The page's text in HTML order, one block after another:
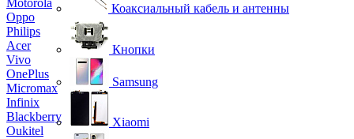
Motorola
Oppo
Philips
Acer
Vivo
OnePlus
Micromax
Infinix
Blackberry
Oukitel
Коаксиальный кабель и антенны
Кнопки
Samsung
Xiaomi